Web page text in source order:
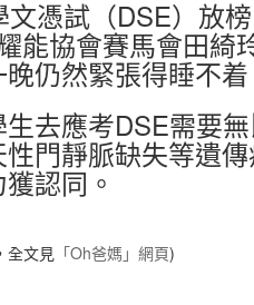
憑試（DSE）放
能協會賽馬會田
仍然緊張得睡不着
去應考DSE需要
門靜脈缺失等遺
認同。
全文見 「Oh爸媽」網頁)